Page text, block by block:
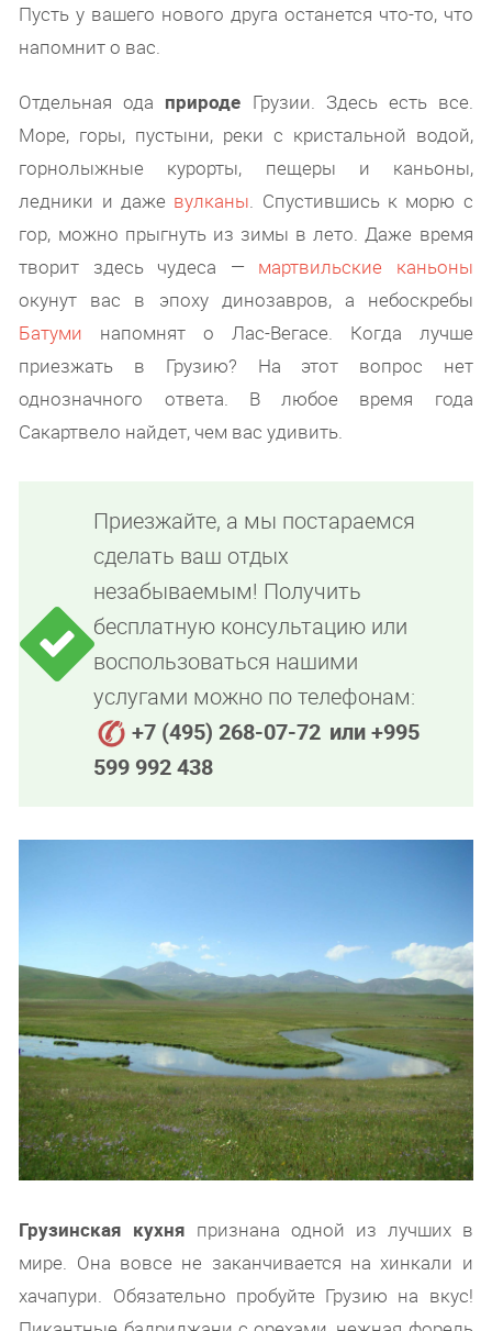
Пусть у вашего нового друга останется что-то, что
напомнит о вас.
Отдельная ода природе Грузии. Здесь есть все.
Море, горы, пустыни, реки с кристальной водой,
горнолыжные курорты, пещеры и каньоны,
ледники и даже вулканы. Спустившись к морю с
гор, можно прыгнуть из зимы в лето. Даже время
творит здесь чудеса — мартвильские каньоны
окунут вас в эпоху динозавров, а небоскребы
Батуми напомнят о Лас-Вегасе. Когда лучше
приезжать в Грузию? На этот вопрос нет
однозначного ответа. В любое время года
Сакартвело найдет, чем вас удивить.
Приезжайте, а мы постараемся
сделать ваш отдых
незабываемым! Получить
бесплатную консультацию или
воспользоваться нашими
услугами можно по телефонам:
+7 (495) 268-07-72 или +995
599 992 438
Грузинская кухня признана одной из лучших в
мире. Она вовсе не заканчивается на хинкали и
хачапури. Обязательно пробуйте Грузию на вкус!